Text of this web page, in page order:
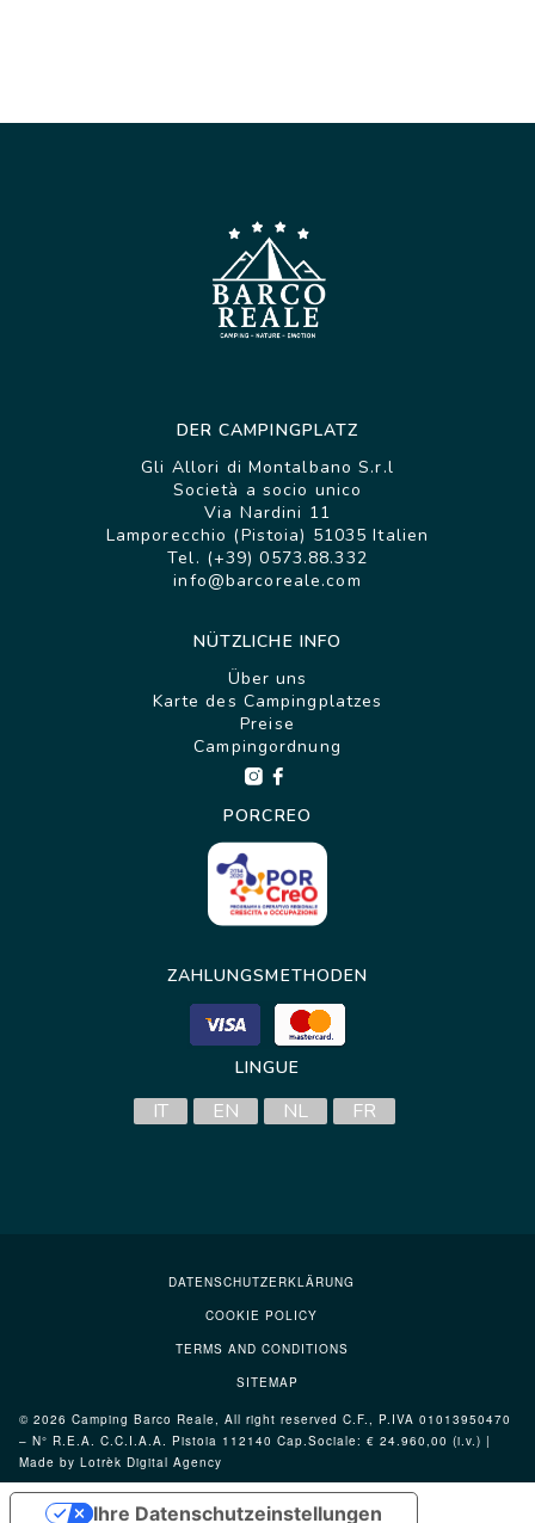
DER CAMPINGPLATZ
Gli Allori di Montalbano S.r.l
Società a socio unico
Via Nardini 11
Lamporecchio (Pistoia) 51035 Italien
Tel. (+39) 0573.88.332
info@barcoreale.com
NÜTZLICHE INFO
Über uns
Karte des Campingplatzes
Preise
Campingordnung
PORCREO
ZAHLUNGSMETHODEN
LINGUE
IT EN NL FR
© 2026 Camping Barco Reale, All right reserved C.F., P.IVA 01013950470
– N° R.E.A. C.C.I.A.A. Pistoia 112140 Cap.Sociale: € 24.960,00 (i.v.) |
Made by Lotrèk Digital Agency
DATENSCHUTZERKLÄRUNG
COOKIE POLICY
TERMS AND CONDITIONS
SITEMAP
Ihre Datenschutzeinstellungen